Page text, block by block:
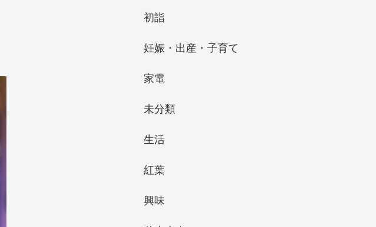
初詣
妊娠・出産・子育て
家電
未分類
生活
紅葉
興味